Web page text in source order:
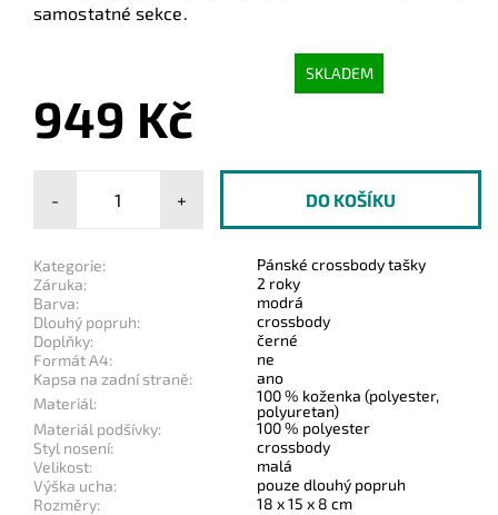
samostatné sekce.
SKLADEM
949 Kč
- +
Kategorie:
Pánské crossbody tašky
Záruka:
2 roky
Barva:
modrá
Dlouhý popruh:
crossbody
Doplňky:
černé
Formát A4:
ne
Kapsa na zadní straně:
ano
Materiál:
100 % koženka (polyester,
polyuretan)
Materiál podšívky:
100 % polyester
Styl nosení:
crossbody
Velikost:
malá
Výška ucha:
pouze dlouhý popruh
Rozměry:
18 x 15 x 8 cm